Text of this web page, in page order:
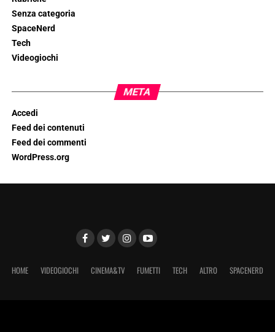
Senza categoria
SpaceNerd
Tech
Videogiochi
META
Accedi
Feed dei contenuti
Feed dei commenti
WordPress.org
HOME VIDEOGIOCHI CINEMA&TV FUMETTI TECH ALTRO SPACENERD